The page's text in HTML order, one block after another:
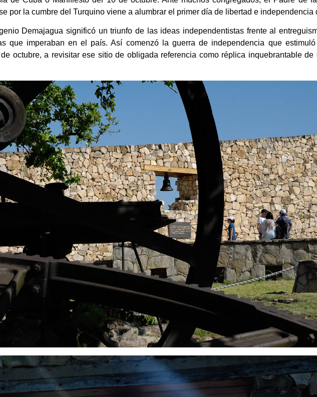
por la cumbre del Turquino viene a alumbrar el primer día de libertad e independencia
Demajagua significó un triunfo de las ideas independentistas frente al
que imperaban en el país. Así comenzó la guerra de independencia que
octubre, a revisitar ese sitio de obligada referencia como réplica inquebrantable de